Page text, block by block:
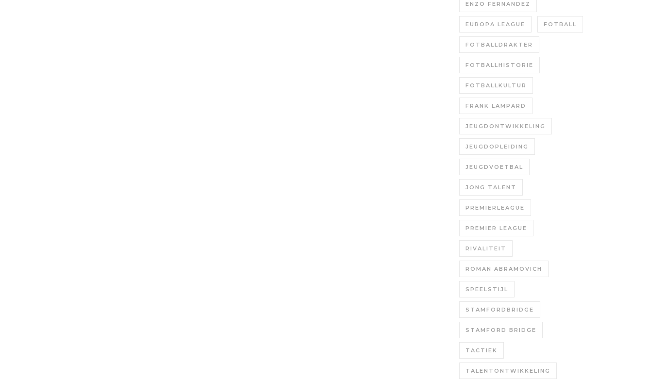
ENZO FERNANDEZ
EUROPA LEAGUE FOTBALL
FOTBALLDRAKTER
FOTBALLHISTORIE
FOTBALLKULTUR
FRANK LAMPARD
JEUGDONTWIKKELING
JEUGDOPLEIDING
JEUGDVOETBAL
JONG TALENT
PREMIERLEAGUE
PREMIER LEAGUE
RIVALITEIT
ROMAN ABRAMOVICH
SPEELSTIJL
STAMFORDBRIDGE
STAMFORD BRIDGE
TACTIEK
TALENTONTWIKKELING